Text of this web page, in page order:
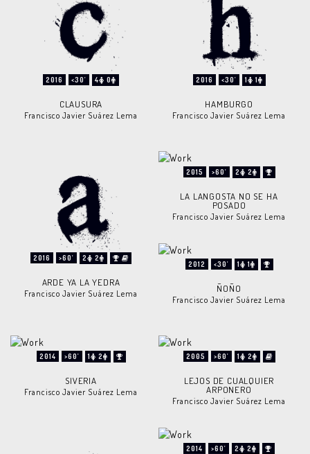
2016 <30' 4 0
CLAUSURA
Francisco Javier Suárez Lema
2016 <30' 1 1
HAMBURGO
Francisco Javier Suárez Lema
2016 >60' 2 2
ARDE YA LA YEDRA
Francisco Javier Suárez Lema
2015 >60' 2 2
LA LANGOSTA NO SE HA
POSADO
Francisco Javier Suárez Lema
2012 <30' 1 1
ÑOÑO
Francisco Javier Suárez Lema
2014 >60' 1 2
SIVERIA
Francisco Javier Suárez Lema
2005 >60' 1 2
LEJOS DE CUALQUIER
ARPONERO
Francisco Javier Suárez Lema
2014 >60' 2 2